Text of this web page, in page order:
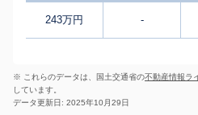
243万円 -
※ これらのデータは、国土交通省の不動産情報ラ
しています。
データ更新日: 2025年10月29日